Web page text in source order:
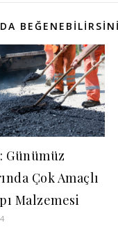
Günümüz
Çok Amaçlı
Malzemesi